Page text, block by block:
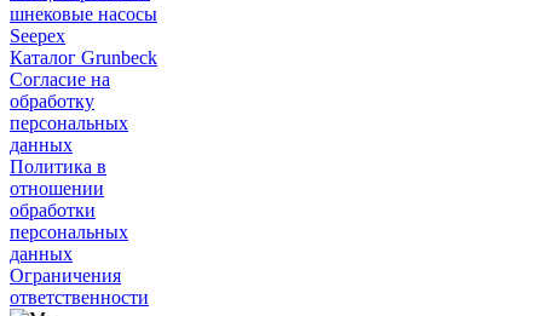
шнековые насосы
Seepex
Каталог Grunbeck
Согласие на
обработку
персональных
данных
Политика в
отношении
обработки
персональных
данных
Ограничения
ответственности